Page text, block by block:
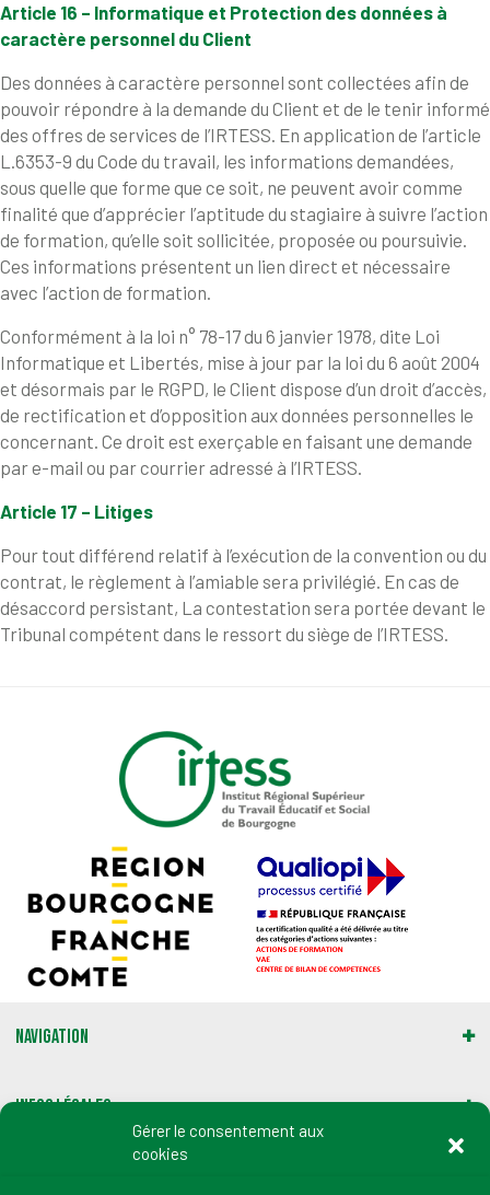
Gérer le consentement aux
cookies
Article 16 – Informatique et Protection des données à
caractère personnel du Client
Des données à caractère personnel sont collectées afin de
pouvoir répondre à la demande du Client et de le tenir informé
des offres de services de l’IRTESS. En application de l’article
L.6353-9 du Code du travail, les informations demandées,
sous quelle que forme que ce soit, ne peuvent avoir comme
finalité que d’apprécier l’aptitude du stagiaire à suivre l’action
de formation, qu’elle soit sollicitée, proposée ou poursuivie.
Ces informations présentent un lien direct et nécessaire
avec l’action de formation.
Conformément à la loi n° 78-17 du 6 janvier 1978, dite Loi
Informatique et Libertés, mise à jour par la loi du 6 août 2004
et désormais par le RGPD, le Client dispose d’un droit d’accès,
de rectification et d’opposition aux données personnelles le
concernant. Ce droit est exerçable en faisant une demande
par e-mail ou par courrier adressé à l’IRTESS.
Article 17 – Litiges
Pour tout différend relatif à l’exécution de la convention ou du
contrat, le règlement à l’amiable sera privilégié. En cas de
désaccord persistant, La contestation sera portée devant le
Tribunal compétent dans le ressort du siège de l’IRTESS.
Navigation
Infos légales